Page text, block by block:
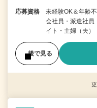
応募資格
未経験OK＆年齢
会社員・派遣社員
イト・主婦（夫）
後で見る